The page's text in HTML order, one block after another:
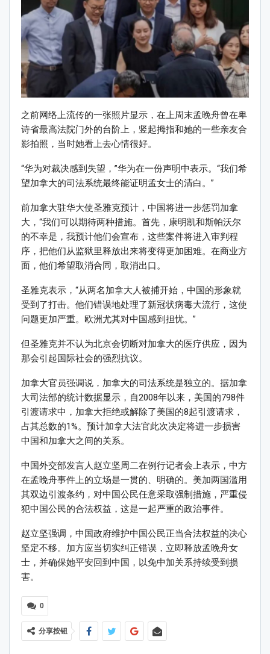
之前网络上流传的一张照片显示，在上周末孟晚舟曾在卑
诗省最高法院门外的台阶上，竖起拇指和她的一些亲友合
影拍照，当时她看上去心情很好。
“华为对裁决感到失望，”华为在一份声明中表示。“我们希
望加拿大的司法系统最终能证明孟女士的清白。”
前加拿大驻华大使圣雅克预计，中国将进一步惩罚加拿
大，“我们可以期待两种措施。首先，康明凯和斯帕沃尔
的不幸是，我预计他们会宣布，这些案件将进入审判程
序，把他们从监狱里释放出来将变得更加困难。在商业方
面，他们希望取消合同，取消出口。
圣雅克表示，“从两名加拿大人被捕开始，中国的形象就
受到了打击。他们错误地处理了新冠状病毒大流行，这使
问题更加严重。欧洲尤其对中国感到担忧。”
但圣雅克并不认为北京会切断对加拿大的医疗供应，因为
那会引起国际社会的强烈抗议。
加拿大官员强调说，加拿大的司法系统是独立的。据加拿
大司法部的统计数据显示，自2008年以来，美国的798件
引渡请求中，加拿大拒绝或解除了美国的8起引渡请求，
占其总数的1%。预计加拿大法官此次决定将进一步损害
中国和加拿大之间的关系。
中国外交部发言人赵立坚周二在例行记者会上表示，中方
在孟晚舟事件上的立场是一贯的、明确的。美加两国滥用
其双边引渡条约，对中国公民任意采取强制措施，严重侵
犯中国公民的合法权益，这是一起严重的政治事件。
赵立坚强调，中国政府维护中国公民正当合法权益的决心
坚定不移。加方应当切实纠正错误，立即释放孟晚舟女
士，并确保她平安回到中国，以免中加关系持续受到损
害。
0
分享按钮